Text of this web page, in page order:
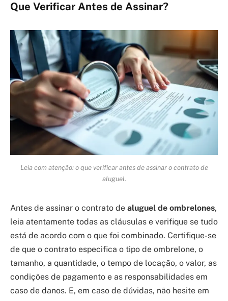
Que Verificar Antes de Assinar?
Leia com atenção: o que verificar antes de assinar o contrato de
aluguel.
Antes de assinar o contrato de aluguel de ombrelones,
leia atentamente todas as cláusulas e verifique se tudo
está de acordo com o que foi combinado. Certifique-se
de que o contrato especifica o tipo de ombrelone, o
tamanho, a quantidade, o tempo de locação, o valor, as
condições de pagamento e as responsabilidades em
caso de danos. E, em caso de dúvidas, não hesite em